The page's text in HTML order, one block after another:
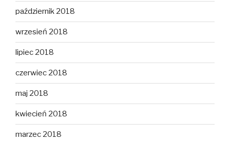
październik 2018
wrzesień 2018
lipiec 2018
czerwiec 2018
maj 2018
kwiecień 2018
marzec 2018